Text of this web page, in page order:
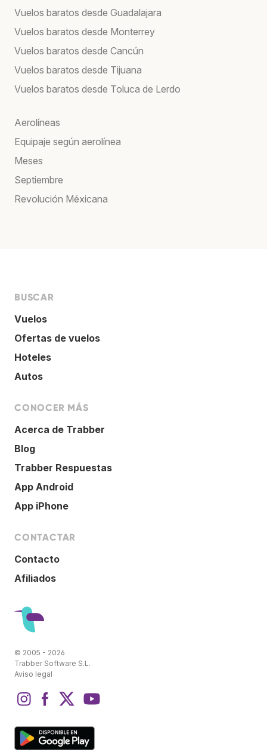
Vuelos baratos desde Guadalajara
Vuelos baratos desde Monterrey
Vuelos baratos desde Cancún
Vuelos baratos desde Tijuana
Vuelos baratos desde Toluca de Lerdo
Aerolíneas
Equipaje según aerolínea
Meses
Septiembre
Revolución Méxicana
BUSCAR
Vuelos
Ofertas de vuelos
Hoteles
Autos
CONOCER MÁS
Acerca de Trabber
Blog
Trabber Respuestas
App Android
App iPhone
CONTACTAR
Contacto
Afiliados
© 2005 - 2026
Trabber Software S.L.
Aviso legal